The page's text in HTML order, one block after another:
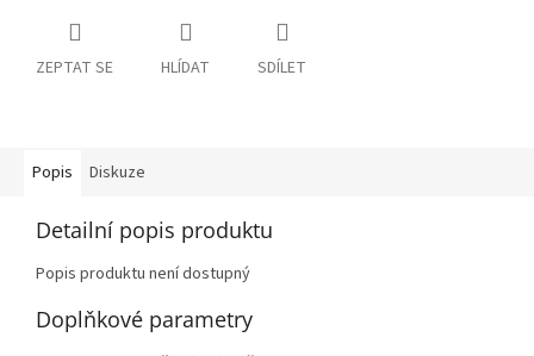
ZEPTAT SE HLÍDAT SDÍLET
Popis Diskuze
Detailní popis produktu
Popis produktu není dostupný
Doplňkové parametry